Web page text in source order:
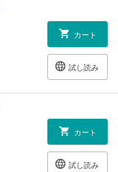
カート
試し読み
カート
試し読み